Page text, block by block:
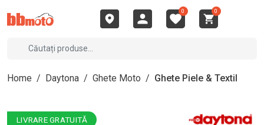
0 0
Home / Daytona / Ghete Moto / Ghete Piele & Textil
LIVRARE GRATUITĂ